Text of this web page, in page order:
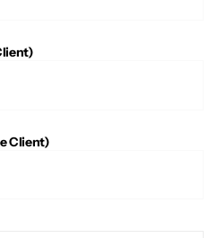
Client)